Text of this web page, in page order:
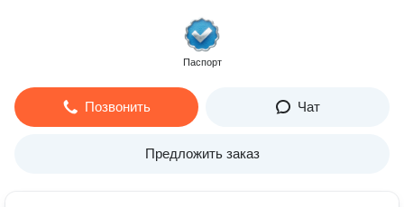
Паспорт
Позвонить Чат
Предложить заказ